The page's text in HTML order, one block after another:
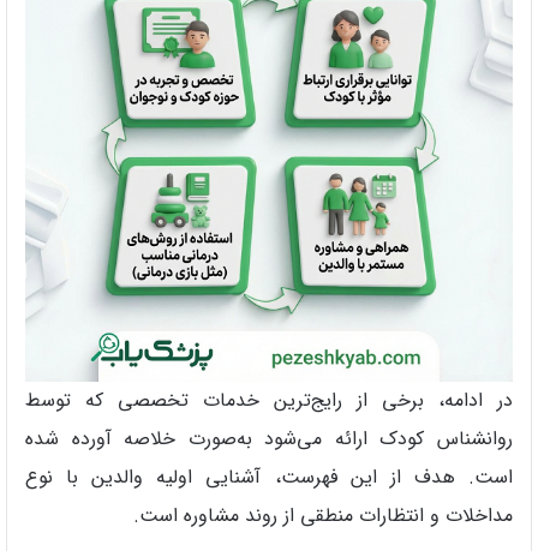
در ادامه، برخی از رایج‌ترین خدمات تخصصی که توسط
روانشناس کودک ارائه می‌شود به‌صورت خلاصه آورده شده
است. هدف از این فهرست، آشنایی اولیه والدین با نوع
مداخلات و انتظارات منطقی از روند مشاوره است.